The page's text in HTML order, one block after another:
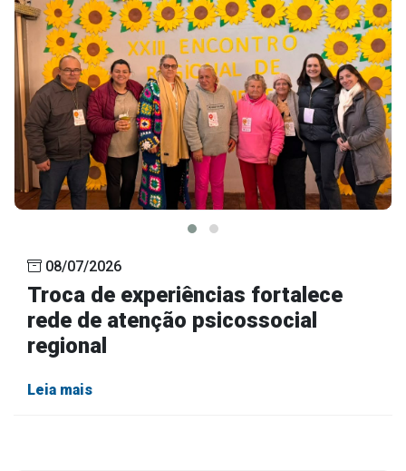
08/07/2026
Troca de experiências fortalece
rede de atenção psicossocial
regional
Leia mais